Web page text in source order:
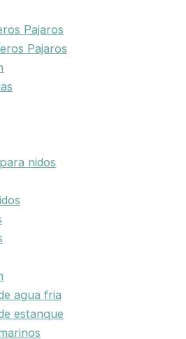
Pajaros
Pajaros
nidos
agua fria
estanque